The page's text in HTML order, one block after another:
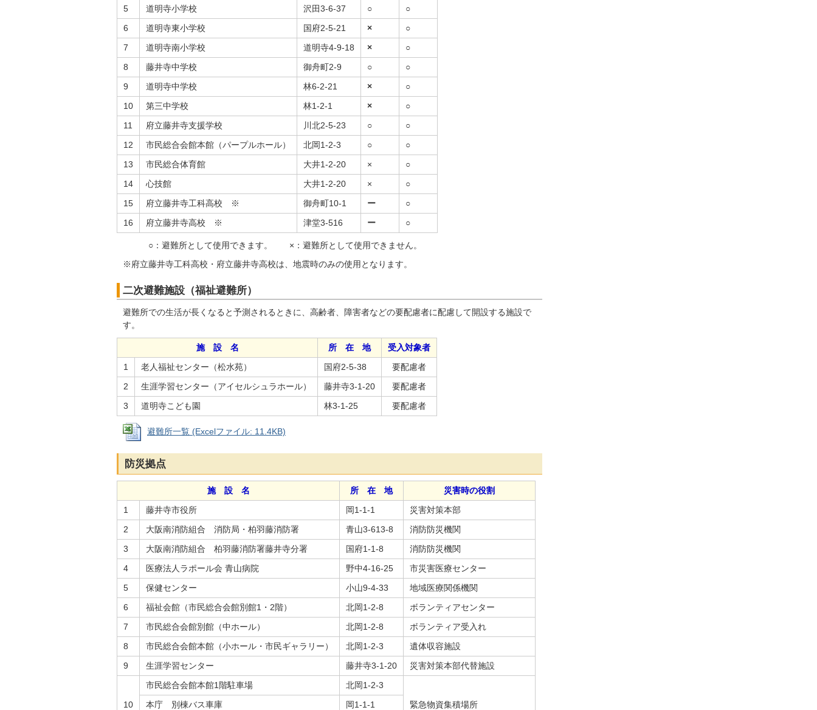
5
道明寺小学校 沢田3-6-37 ○
○
6
道明寺東小学校 国府2-5-21 ×
○
7
道明寺南小学校 道明寺4-9-18 ×
○
8
藤井寺中学校 御舟町2-9 ○
○
9
道明寺中学校 林6-2-21 ×
○
10
第三中学校 林1-2-1 ×
○
11
府立藤井寺支援学校 川北2-5-23 ○
○
12
市民総合会館本館（パープルホール） 北岡1-2-3 ○
○
13
市民総合体育館 大井1-2-20 ×
○
14
心技館 大井1-2-20 ×
○
15
府立藤井寺工科高校 ※ 御舟町10-1 ー
○
16
府立藤井寺高校 ※ 津堂3-516 ー ○
○：避難所として使用できます。 ×：避難所として使用できません。
※府立藤井寺工科高校・府立藤井寺高校は、地震時のみの使用となります。
二次避難施設（福祉避難所）
避難所での生活が長くなると予測されるときに、高齢者、障害者などの要配慮者に配慮して開設する施設で
す。
施 設 名 所 在 地
受入対象者
1
老人福祉センター（松水苑） 国府2-5-38
要配慮者
2
生涯学習センター（アイセルシュラホール） 藤井寺3-1-20
要配慮者
3
道明寺こども園 林3-1-25 要配慮者
避難所一覧 (Excelファイル: 11.4KB)
防災拠点
施 設 名 所 在 地
災害時の役割
1
藤井寺市役所 岡1-1-1
災害対策本部
2
大阪南消防組合 消防局・柏羽藤消防署 青山3-613-8
消防防災機関
3
大阪南消防組合 柏羽藤消防署藤井寺分署 国府1-1-8
消防防災機関
4
医療法人ラポール会 青山病院 野中4-16-25
市災害医療センター
5
保健センター 小山9-4-33
地域医療関係機関
6
福祉会館（市民総合会館別館1・2階） 北岡1-2-8
ボランティアセンター
7
市民総合会館別館（中ホール） 北岡1-2-8
ボランティア受入れ
8
市民総合会館本館（小ホール・市民ギャラリー） 北岡1-2-3
遺体収容施設
9
生涯学習センター 藤井寺3-1-20 災害対策本部代替施設
10
市民総合会館本館1階駐車場
北岡1-2-3
緊急物資集積場所
本庁 別棟バス車庫 岡1-1-1